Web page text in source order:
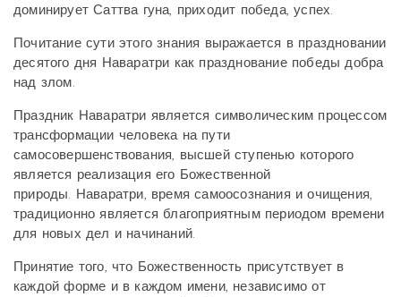
доминирует Саттва гуна, приходит победа, успех.
Почитание сути этого знания выражается в праздновании
десятого дня Наваратри как празднование победы добра
над злом.
Праздник Наваратри является символическим процессом
трансформации человека на пути
самосовершенствования, высшей ступенью которого
является реализация его Божественной
природы. Наваратри, время самоосознания и очищения,
традиционно является благоприятным периодом времени
для новых дел и начинаний.
Принятие того, что Божественность присутствует в
каждой форме и в каждом имени, независимо от